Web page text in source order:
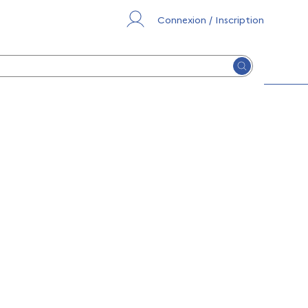
Connexion / Inscription
Lancer la